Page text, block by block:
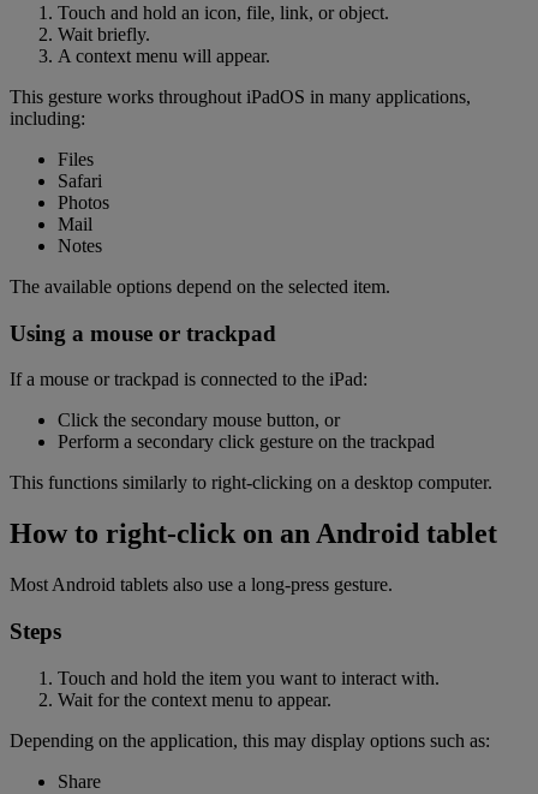
Touch and hold an icon, file, link, or object.
Wait briefly.
A context menu will appear.
This gesture works throughout iPadOS in many applications,
including:
Files
Safari
Photos
Mail
Notes
The available options depend on the selected item.
Using a mouse or trackpad
If a mouse or trackpad is connected to the iPad:
Click the secondary mouse button, or
Perform a secondary click gesture on the trackpad
This functions similarly to right-clicking on a desktop computer.
How to right-click on an Android tablet
Most Android tablets also use a long-press gesture.
Steps
Touch and hold the item you want to interact with.
Wait for the context menu to appear.
Depending on the application, this may display options such as:
Share